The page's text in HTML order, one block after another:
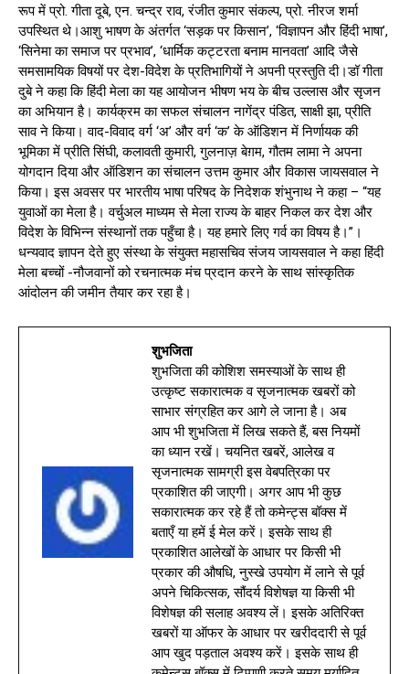
रूप में प्रो. गीता दूबे, एन. चन्द्र राव, रंजीत कुमार संकल्प, प्रो. नीरज शर्मा
उपस्थित थे।आशु भाषण के अंतर्गत ‘सड़क पर किसान’, ‘विज्ञापन और हिंदी भाषा’,
‘सिनेमा का समाज पर प्रभाव’, ‘धार्मिक कट्टरता बनाम मानवता’ आदि जैसे
समसामयिक विषयों पर देश-विदेश के प्रतिभागियों ने अपनी प्रस्तुति दी।डॉ गीता
दुबे ने कहा कि हिंदी मेला का यह आयोजन भीषण भय के बीच उल्लास और सृजन
का अभियान है। कार्यक्रम का सफल संचालन नागेंद्र पंडित, साक्षी झा, प्रीति
साव ने किया। वाद-विवाद वर्ग ‘अ’ और वर्ग ‘क’ के ऑडिशन में निर्णायक की
भूमिका में प्रीति सिंघी, कलावती कुमारी, गुलनाज़ बेग़म, गौतम लामा ने अपना
योगदान दिया और ऑडिशन का संचालन उत्तम कुमार और विकास जायसवाल ने
किया। इस अवसर पर भारतीय भाषा परिषद के निदेशक शंभुनाथ ने कहा – “यह
युवाओं का मेला है। वर्चुअल माध्यम से मेला राज्य के बाहर निकल कर देश और
विदेश के विभिन्न संस्थानों तक पहुँचा है। यह हमारे लिए गर्व का विषय है।”।
धन्यवाद ज्ञापन देते हुए संस्था के संयुक्त महासचिव संजय जायसवाल ने कहा हिंदी
मेला बच्चों -नौजवानों को रचनात्मक मंच प्रदान करने के साथ सांस्कृतिक
आंदोलन की जमीन तैयार कर रहा है।
शुभजिता
शुभजिता की कोशिश समस्याओं के साथ ही
उत्कृष्ट सकारात्मक व सृजनात्मक खबरों को
साभार संग्रहित कर आगे ले जाना है। अब
आप भी शुभजिता में लिख सकते हैं, बस नियमों
का ध्यान रखें। चयनित खबरें, आलेख व
सृजनात्मक सामग्री इस वेबपत्रिका पर
प्रकाशित की जाएगी। अगर आप भी कुछ
सकारात्मक कर रहे हैं तो कमेन्ट्स बॉक्स में
बताएँ या हमें ई मेल करें। इसके साथ ही
प्रकाशित आलेखों के आधार पर किसी भी
प्रकार की औषधि, नुस्खे उपयोग में लाने से पूर्व
अपने चिकित्सक, सौंदर्य विशेषज्ञ या किसी भी
विशेषज्ञ की सलाह अवश्य लें। इसके अतिरिक्त
खबरों या ऑफर के आधार पर खरीददारी से पूर्व
आप खुद पड़ताल अवश्य करें। इसके साथ ही